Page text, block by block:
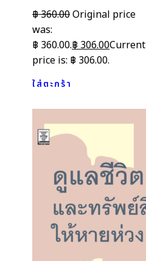
฿360.00Original price
was:
฿ 360.00.฿306.00Current
price is: ฿ 306.00.
ใส่ตะกร้า